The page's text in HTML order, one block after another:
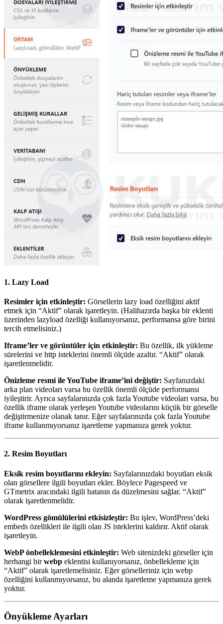
1. Lazy Load
Resimler için etkinleştir: Görsellerin lazy load özelliğini aktif
etmek için “Aktif” olarak işaretleyin. (Halihazırda başka bir eklenti
üzerinden lazyload özelliği kullanıyorsanız, performansa göre birini
tercih etmelisiniz.)
Iframe’ler ve görüntüler için etkinleştir: Bu özellik, ilk yükleme
sürelerini ve http isteklerini önemli ölçüde azaltır. “Aktif” olarak
işaretlenmelidir.
Önizleme resmi ile YouTube iframe’ini değiştir: Sayfanızdaki
arka plan videoları varsa bu özellik önemli ölçüde performansı
iyileştirir. Ayrıca sayfalarınızda çok fazla Youtube videoları varsa, bu
özellik iframe olarak yerleşen Youtube videolarını küçük bir görselle
değiştirmenize olanak tanır. Eğer sayfalarınızda çok fazla Youtube
iframe kullanmıyorsanız işaretleme yapmanıza gerek yoktur.
2. Resim Boyutları
Eksik resim boyutlarını ekleyin: Sayfalarınızdaki boyutları eksik
olan görsellere ilgili boyutları ekler. Böylece Pagespeed ve
GTmetrix aracındaki ilgili hatanın da düzelmesini sağlar. “Aktif”
olarak işaretlenmelidir.
WordPress gömülülerini etkisizleştir: Bu işlev, WordPress’deki
embeds özellikleri ile ilgili olan JS isteklerini kaldırır. Aktif olarak
işaretleyin.
WebP önbelleklemesini etkinleştir: Web sitenizdeki görseller için
herhangi birwebp eklentisi kullanıyorsanız, önbellekleme için
“Aktif” olarak işaretlemelisiniz. Eğer görselleriniz için webp
özelliğini kullanmıyorsanız, bu alanda işaretleme yapmanıza gerek
yoktur.
Önyükleme Ayarları